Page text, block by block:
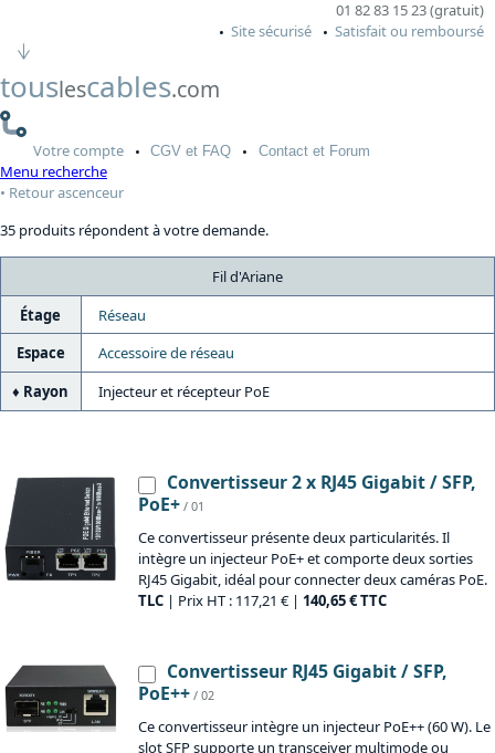
01 82 83 15 23 (gratuit)
Site sécurisé
Satisfait ou remboursé
touslescables.com
Votrecompte CGV et FAQ Contactet Forum
Menu recherche
Retour ascenceur
35 produits répondent à votre demande.
Fil d'Ariane
Étage
Réseau
Espace
Accessoire de réseau
Rayon
Injecteur et récepteur PoE
Convertisseur 2 x RJ45 Gigabit / SFP,
PoE+ / 01
Ce convertisseur présente deux particularités. Il
intègre un injecteur PoE+ et comporte deux sorties
RJ45 Gigabit, idéal pour connecter deux caméras PoE.
TLC | Prix HT : 117,21 € | 140,65 € TTC
Convertisseur RJ45 Gigabit / SFP,
PoE++ / 02
Ce convertisseur intègre un injecteur PoE++ (60 W). Le
slot SFP supporte un transceiver multimode ou